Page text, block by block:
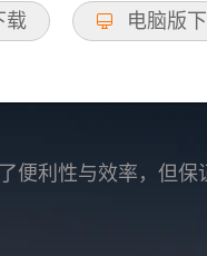
载 电脑版
便利性与效率，但保